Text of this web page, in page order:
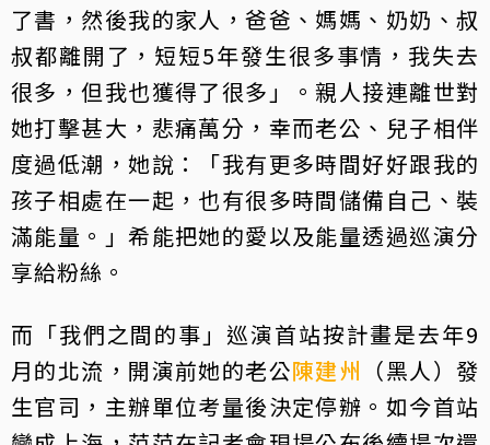
了書，然後我的家人，爸爸、媽媽、奶奶、叔
叔都離開了，短短5年發生很多事情，我失去
很多，但我也獲得了很多」。親人接連離世對
她打擊甚大，悲痛萬分，幸而老公、兒子相伴
度過低潮，她說：「我有更多時間好好跟我的
孩子相處在一起，也有很多時間儲備自己、裝
滿能量。」希能把她的愛以及能量透過巡演分
享給粉絲。
而「我們之間的事」巡演首站按計畫是去年9
月的北流，開演前她的老公陳建州 （黑人）發
生官司，主辦單位考量後決定停辦。如今首站